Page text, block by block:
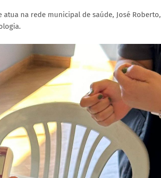
na rede municipal de saúde, José Roberto,